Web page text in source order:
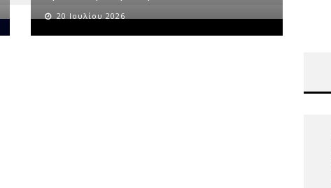
20 Ιουλίου 2026